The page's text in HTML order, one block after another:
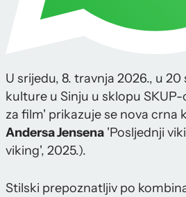
U srijedu, 8. travnja 2026., u
kulture u Sinju u sklopu
za film' prikazuje se nova crna
Andersa Jensena 'Posljednji
viking', 2025.).
Stilski prepoznatljiv po